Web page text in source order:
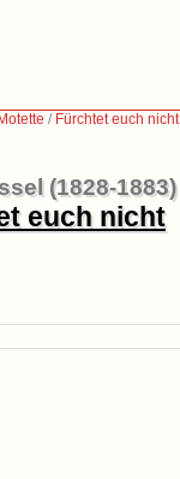
Motette / Fürchtet euch nicht
(1828-1883)
euch nicht